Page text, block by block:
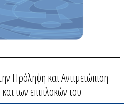
Πρόληψη και Αντιμετώπιση
των επιπλοκών του